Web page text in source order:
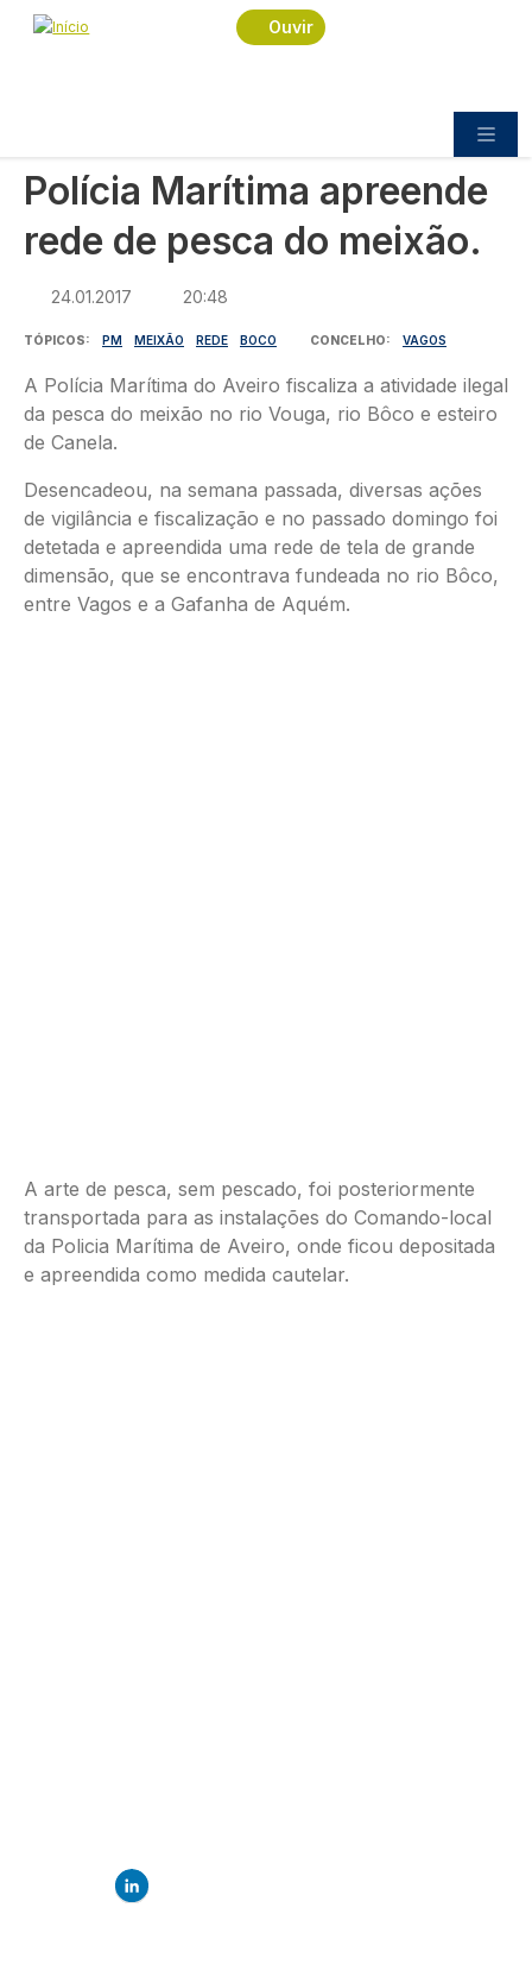
Passar para o conteúdo principal
Ouvir
Navegação estrutural
Início
Sociedade
Polícia Marítima apreende rede de pesca do
Polícia Marítima apreende
rede de pesca do meixão.
24.01.2017 20:48
TÓPICOS PM MEIXÃO REDE BOCO CONCELHO VAGOS
A Polícia Marítima do Aveiro fiscaliza a atividade ilegal
da pesca do meixão no rio Vouga, rio Bôco e esteiro
de Canela.
Desencadeou, na semana passada, diversas ações
de vigilância e fiscalização e no passado domingo foi
detetada e apreendida uma rede de tela de grande
dimensão, que se encontrava fundeada no rio Bôco,
entre Vagos e a Gafanha de Aquém.
A arte de pesca, sem pescado, foi posteriormente
transportada para as instalações do Comando-local
da Policia Marítima de Aveiro, onde ficou depositada
e apreendida como medida cautelar.